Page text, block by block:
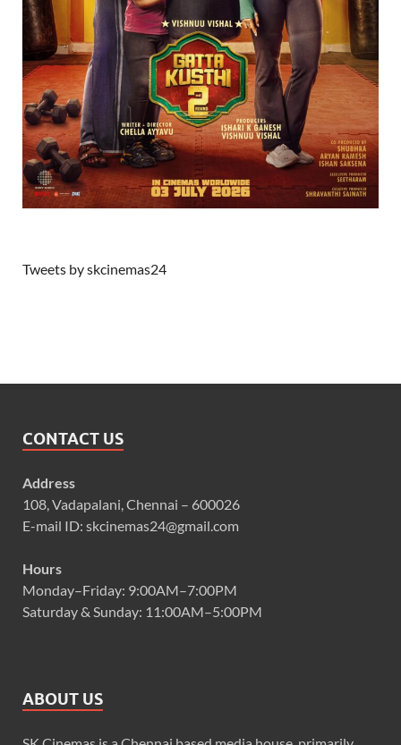
Tweets by skcinemas24
CONTACT US
Address
108, Vadapalani, Chennai – 600026
E-mail ID: skcinemas24@gmail.com
Hours
Monday–Friday: 9:00AM–7:00PM
Saturday & Sunday: 11:00AM–5:00PM
ABOUT US